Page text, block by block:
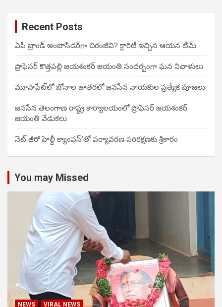
Recent Posts
ఏపీ బ్రాండ్ అంబాసిడర్‌గా చిరంజీవి? క్లారిటీ ఇచ్చిన ఆయన టీమ్
ప్రొఫెసర్ కొత్తపల్లి జయశంకర్ జయంతి సందర్భంగా ఘన నివాళులు
మూసాపేట్‌లో బోనాల జాతరలో జనసేన నాయకుల ప్రత్యేక పూజలు
జనసేన తెలంగాణ రాష్ట్ర కార్యాలయంలో ప్రొఫెసర్ జయశంకర్
జయంతి వేడుకలు
నెట్ జీరో హెల్దీ క్యాంపస్’తో పర్యావరణ పరిరక్షణకు శ్రీకారం
You may Missed
NEWS VIRAL NEWS